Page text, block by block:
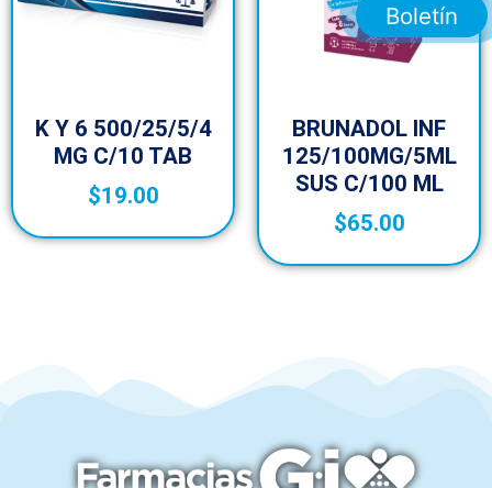
K Y 6 500/25/5/4
MG C/10 TAB
$19.00
BRUNADOL INF
125/100MG/5ML
SUS C/100 ML
$65.00
Boletín